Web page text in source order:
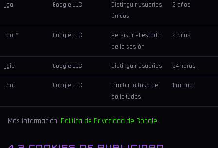
_ga Google LLC
Distinguir usuarios
únicos
2 años
_ga_* Google LLC
Persistir el estado
de la sesión
2 años
_gid Google LLC Distinguir usuarios 24 horas
_gat Google LLC
Limitar la tasa de
solicitudes
1 minuto
Más información: Política de Privacidad de Google